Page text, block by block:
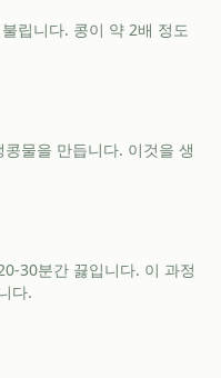
립니다. 콩이 약 2배 정도
물을 만듭니다. 이것을 생
30분간 끓입니다. 이 과정
다.